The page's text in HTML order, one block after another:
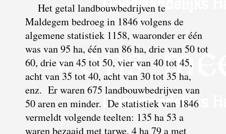
Het getal landbouwbedrijven te
Maldegem bedroeg in 1846 volgens de
algemene statistiek 1158, waaronder er één
was van 95 ha, één van 86 ha, drie van 50 tot
60, drie van 45 tot 50, vier van 40 tot 45,
acht van 35 tot 40, acht van 30 tot 35 ha,
enz. Er waren 675 landbouwbedrijven van
50 aren en minder. De statistiek van 1846
vermeldt volgende teelten: 135 ha 53 a
waren bezaaid met tarwe, 4 ha 79 a met